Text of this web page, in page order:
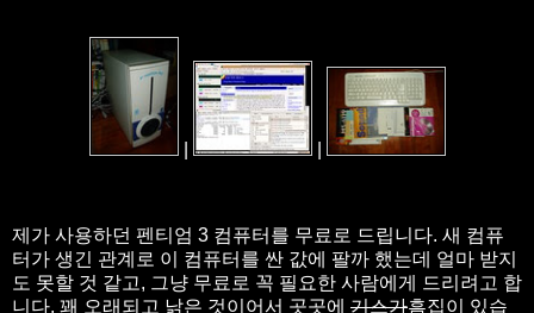
제가 사용하던 펜티엄 3 컴퓨터를 무료로 드립니다. 새 컴퓨
터가 생긴 관계로 이 컴퓨터를 싼 값에 팔까 했는데 얼마 받지
도 못할 것 같고, 그냥 무료로 꼭 필요한 사람에게 드리려고 합
니다. 꽤 오래되고 낡은 것이어서 곳곳에 기스가흠집이
있습